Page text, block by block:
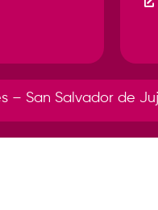
– San Salvador de